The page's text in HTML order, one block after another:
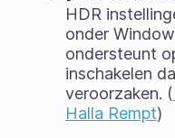
HDR
onder
ondersteunt
inschakelen
veroorzaken. (
Halla Rempt)